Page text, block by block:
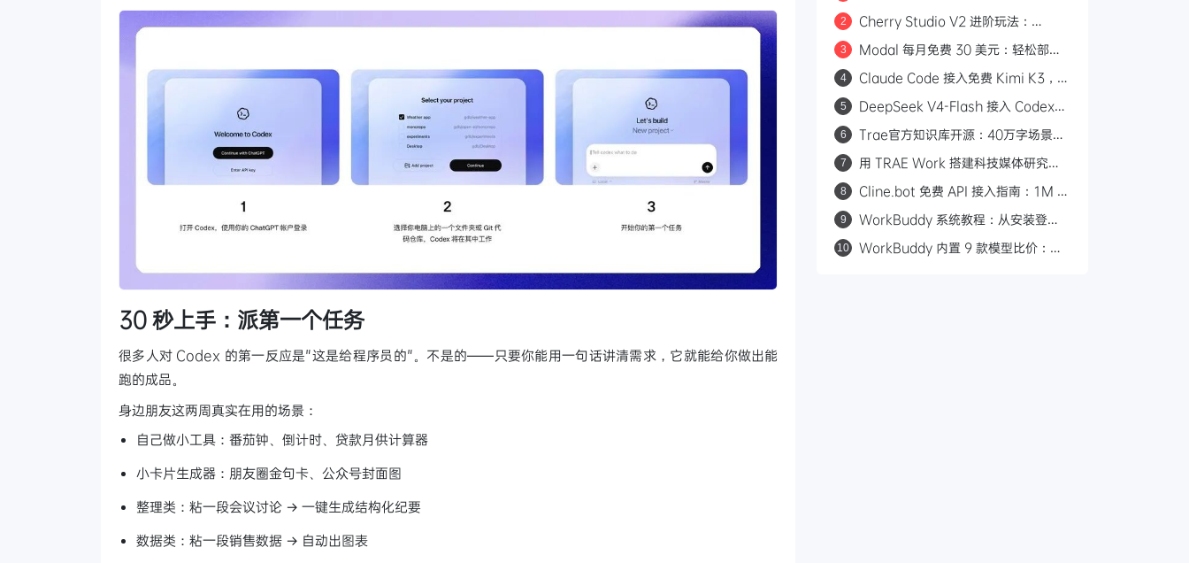
30 秒上手：派第一个任务
很多人对 Codex 的第一反应是"这是给程序员的"。不是的——只要你能用一句话讲清需求，它就能给你做出能
跑的成品。
身边朋友这两周真实在用的场景：
自己做小工具：番茄钟、倒计时、贷款月供计算器
小卡片生成器：朋友圈金句卡、公众号封面图
整理类：粘一段会议讨论 → 一键生成结构化纪要
数据类：粘一段销售数据 → 自动出图表
2
Cherry Studio V2 进阶玩法：
生态
3
Modal 每月免费 30 美元：轻松部署
4
Claude Code 接入免费 Kimi K3，
5
DeepSeek V4-Flash 接入 Codex：
Luna
6
Trae官方知识库开源：40万字场景化
7
用 TRAE Work 搭建科技媒体研究助
8
Cline.bot 免费 API 接入指南：1M 超
9
WorkBuddy 系统教程：从安装登录
手 AI 桌面助手
10
WorkBuddy 内置 9 款模型比价：